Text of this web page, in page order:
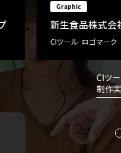
Graphic
株式会社シーシ
ット
PR/